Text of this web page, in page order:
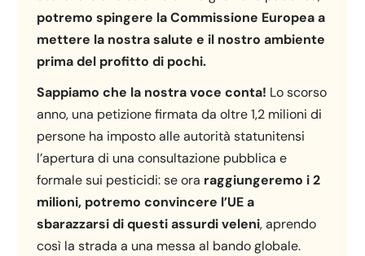
potremo spingere la Commissione Europea a
mettere la nostra salute e il nostro ambiente
prima del profitto di pochi.
Sappiamo che la nostra voce conta! Lo scorso
anno, una petizione firmata da oltre 1,2 milioni di
persone ha imposto alle autorità statunitensi
l’apertura di una consultazione pubblica e
formale sui pesticidi: se ora raggiungeremo i 2
milioni, potremo convincere l’UE a
sbarazzarsi di questi assurdi veleni, aprendo
così la strada a una messa al bando globale.